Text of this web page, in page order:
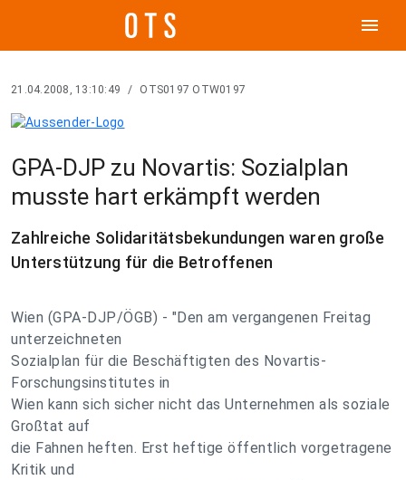
menu
21.04.2008, 13:10:49 / OTS0197 OTW0197
GPA-DJP zu Novartis: Sozialplan
musste hart erkämpft werden
Zahlreiche Solidaritätsbekundungen waren große
Unterstützung für die Betroffenen
Wien (GPA-DJP/ÖGB) - "Den am vergangenen Freitag
unterzeichneten
Sozialplan für die Beschäftigten des Novartis-
Forschungsinstitutes in
Wien kann sich sicher nicht das Unternehmen als soziale
Großtat auf
die Fahnen heften. Erst heftige öffentlich vorgetragene
Kritik und